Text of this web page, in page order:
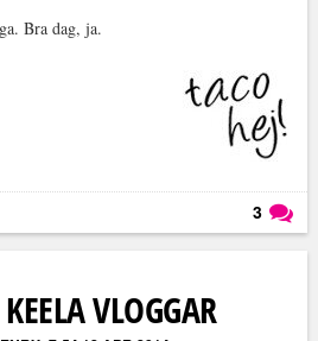
Bra dag, ja.
3
VLOGGAR